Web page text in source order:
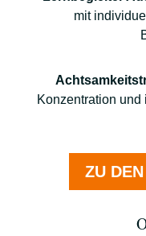
mit
Konzentration
ZU